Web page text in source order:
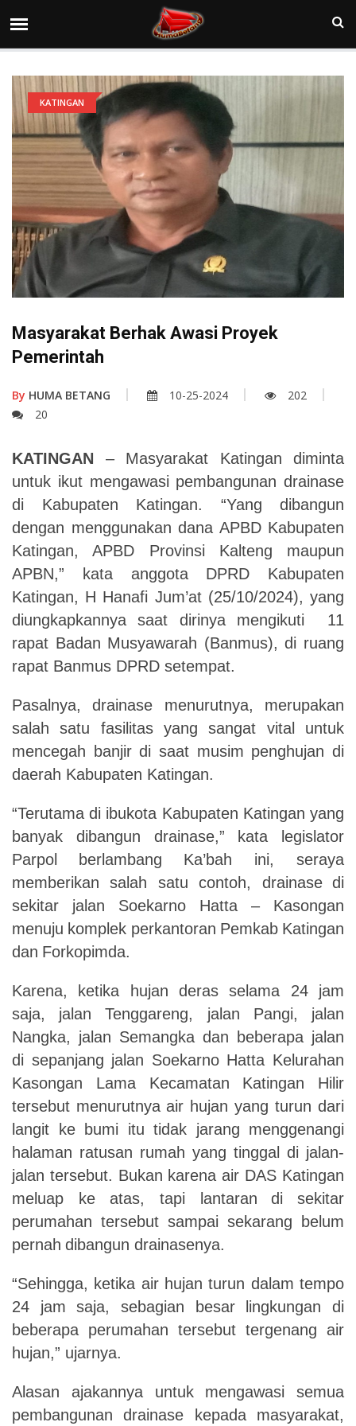
KATINGAN
Masyarakat Berhak Awasi Proyek
Pemerintah
By HUMA BETANG 10-25-2024
202
20
KATINGAN – Masyarakat Katingan diminta
untuk ikut mengawasi pembangunan drainase
di Kabupaten Katingan. “Yang dibangun
dengan menggunakan dana APBD Kabupaten
Katingan, APBD Provinsi Kalteng maupun
APBN,” kata anggota DPRD Kabupaten
Katingan, H Hanafi Jum’at (25/10/2024), yang
diungkapkannya saat dirinya mengikuti 11
rapat Badan Musyawarah (Banmus), di ruang
rapat Banmus DPRD setempat.
Pasalnya, drainase menurutnya,
merupakan
salah
satu fasilitas yang sangat vital
untuk
mencegah banjir di saat musim penghujan di
daerah Kabupaten Katingan.
“Terutama di ibukota Kabupaten Katingan yang
banyak dibangun drainase,” kata legislator
Parpol
berlambang
Ka’bah ini, seraya
memberikan salah satu contoh, drainase di
sekitar
jalan Soekarno Hatta –
Kasongan
menuju komplek perkantoran Pemkab Katingan
dan Forkopimda.
Karena, ketika hujan deras selama 24 jam
saja, jalan Tenggareng, jalan Pangi, jalan
Nangka, jalan Semangka dan beberapa jalan
di sepanjang jalan Soekarno Hatta Kelurahan
Kasongan Lama Kecamatan Katingan Hilir
tersebut menurutnya air hujan yang turun dari
langit ke bumi itu tidak jarang menggenangi
halaman ratusan rumah yang tinggal di jalan-
jalan tersebut. Bukan karena air DAS Katingan
meluap ke atas, tapi lantaran di
sekitar
perumahan tersebut sampai sekarang belum
pernah dibangun drainasenya.
“Sehingga, ketika air hujan turun dalam tempo
24 jam saja, sebagian besar lingkungan di
beberapa perumahan tersebut tergenang air
hujan,” ujarnya.
Alasan ajakannya untuk mengawasi semua
pembangunan drainase kepada masyarakat,